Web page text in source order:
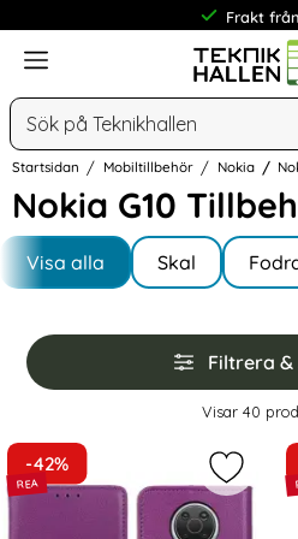
Frakt
Meny
Sök
Startsidan Mobiltillbehör Nokia
Nokia G10
Hoppa
produkter
Underkategorier
Visa alla
I Nokia G10 Skal
Hoppa
över
filtersektionen
Filtrera
Filtrera & sortera
Visar 40
produktlista
-42%